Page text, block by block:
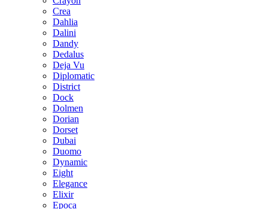
Crea
Dahlia
Dalini
Dandy
Dedalus
Deja Vu
Diplomatic
District
Dock
Dolmen
Dorian
Dorset
Dubai
Duomo
Dynamic
Eight
Elegance
Elixir
Epoca